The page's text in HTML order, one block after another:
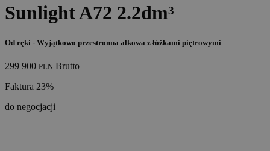
Sunlight A72 2.2dm³
Od ręki - Wyjątkowo przestronna alkowa z łóżkami piętrowymi
299 900 PLN Brutto
Faktura 23%
do negocjacji